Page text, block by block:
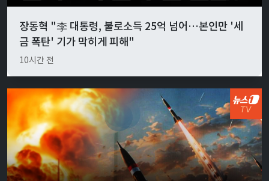
장동혁 "李 대통령, 불로소득 25억 넘어…본인만 '세
금 폭탄' 기가 막히게 피해"
10시간 전